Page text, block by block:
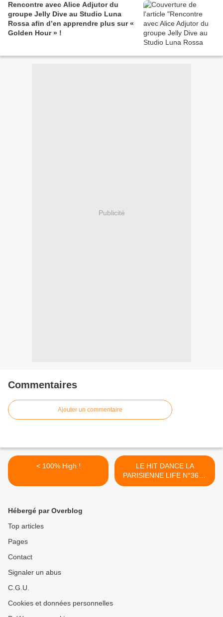
Rencontre avec Alice Adjutor du
groupe Jelly Dive au Studio Luna
Rossa afin d’en apprendre plus sur «
Golden Hour » !
Publicité
Commentaires
Ajouter un commentaire
< 100% High !
LE HIT DANCE LA
PARISIENNE LIFE N°367 -
24 MARS 2023 >
Hébergé par Overblog
Top articles
Pages
Contact
Signaler un abus
C.G.U.
Cookies et données personnelles